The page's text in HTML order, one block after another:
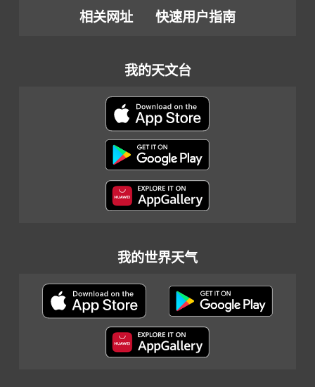
相关网址
快速用户指南
我的天文台
我的世界天气